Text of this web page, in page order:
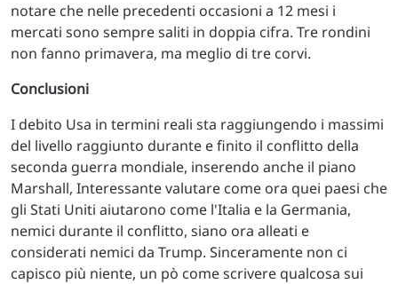
notare che nelle precedenti occasioni a 12 mesi i
mercati sono sempre saliti in doppia cifra. Tre rondini
non fanno primavera, ma meglio di tre corvi.
Conclusioni
I debito Usa in termini reali sta raggiungendo i massimi
del livello raggiunto durante e finito il conflitto della
seconda guerra mondiale, inserendo anche il piano
Marshall, Interessante valutare come ora quei paesi che
gli Stati Uniti aiutarono come l'Italia e la Germania,
nemici durante il conflitto, siano ora alleati e
considerati nemici da Trump. Sinceramente non ci
capisco più niente, un pò come scrivere qualcosa sui